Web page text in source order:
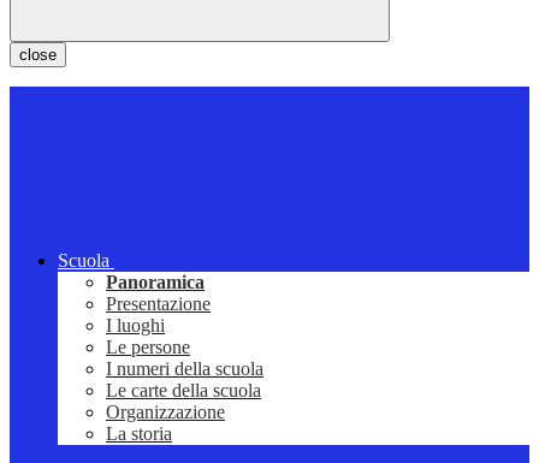
close
Scuola
Panoramica
Presentazione
I luoghi
Le persone
I numeri della scuola
Le carte della scuola
Organizzazione
La storia